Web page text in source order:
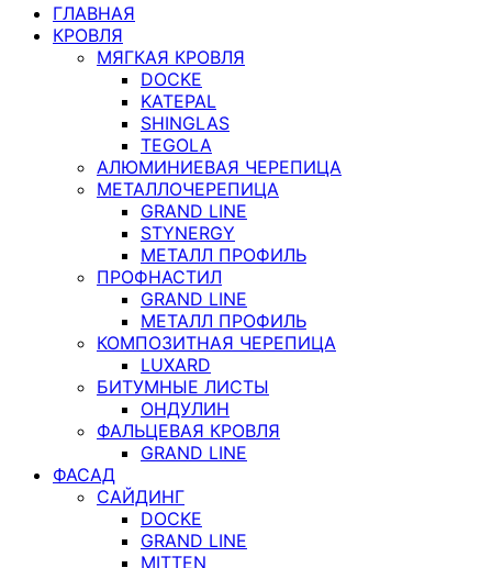
ГЛАВНАЯ
КРОВЛЯ
МЯГКАЯ КРОВЛЯ
DOCKE
KATEPAL
SHINGLAS
TEGOLA
АЛЮМИНИЕВАЯ ЧЕРЕПИЦА
МЕТАЛЛОЧЕРЕПИЦА
GRAND LINE
STYNERGY
МЕТАЛЛ ПРОФИЛЬ
ПРОФНАСТИЛ
GRAND LINE
МЕТАЛЛ ПРОФИЛЬ
КОМПОЗИТНАЯ ЧЕРЕПИЦА
LUXARD
БИТУМНЫЕ ЛИСТЫ
ОНДУЛИН
ФАЛЬЦЕВАЯ КРОВЛЯ
GRAND LINE
ФАСАД
САЙДИНГ
DOCKE
GRAND LINE
MITTEN